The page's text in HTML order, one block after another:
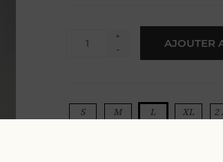
+
-
AJOUTER
S M L XL 2